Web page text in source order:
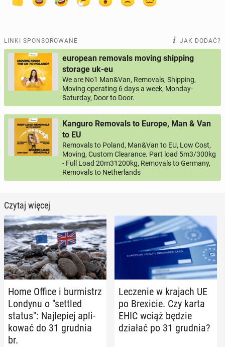
LINKI SPONSOROWANE JAK DODAĆ?
european removals moving shipping
storage uk-eu
We are No1 Man&Van, Removals, Shipping,
Moving operating 6 days a week, Monday-
Saturday, Door to Door.
Kanguro Removals to Europe, Man & Van
to EU
Removals to Poland, Man&Van to EU, Low Cost,
Moving, Custom Clearance. Part load 5m3/300kg
- Full Load 20m31200kg, Removals to Germany,
Removals to Netherlands
Czytaj więcej
Home Office i bur­mistrz
Londynu o "settled
status": Naj­le­piej apli­
ko­wać do 31 grudnia
br.
Le­cze­nie w krajach UE
po Bre­xi­cie. Czy karta
EHIC wciąż będzie
działać po 31 grudnia?